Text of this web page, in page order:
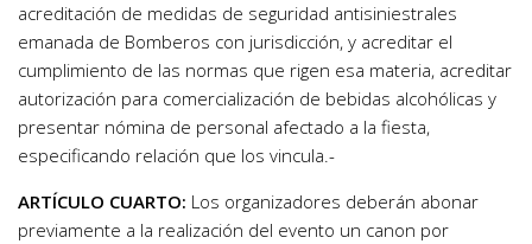
acreditación de medidas de seguridad antisiniestrales
emanada de Bomberos con jurisdicción, y acreditar el
cumplimiento de las normas que rigen esa materia, acreditar
autorización para comercialización de bebidas alcohólicas y
presentar nómina de personal afectado a la fiesta,
especificando relación que los vincula.-
ARTÍCULO CUARTO: Los organizadores deberán abonar
previamente a la realización del evento un canon por